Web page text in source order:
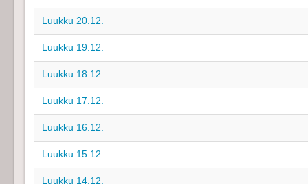
Luukku 20.12.
Luukku 19.12.
Luukku 18.12.
Luukku 17.12.
Luukku 16.12.
Luukku 15.12.
Luukku 14.12.